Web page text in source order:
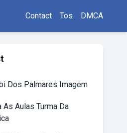
Contact Tos DMCA
Dos Palmares Imagem
As Aulas Turma Da